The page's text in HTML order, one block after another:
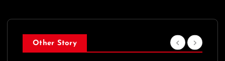
Other Story